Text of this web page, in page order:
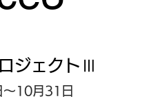
10月31日
ジェクトⅢ